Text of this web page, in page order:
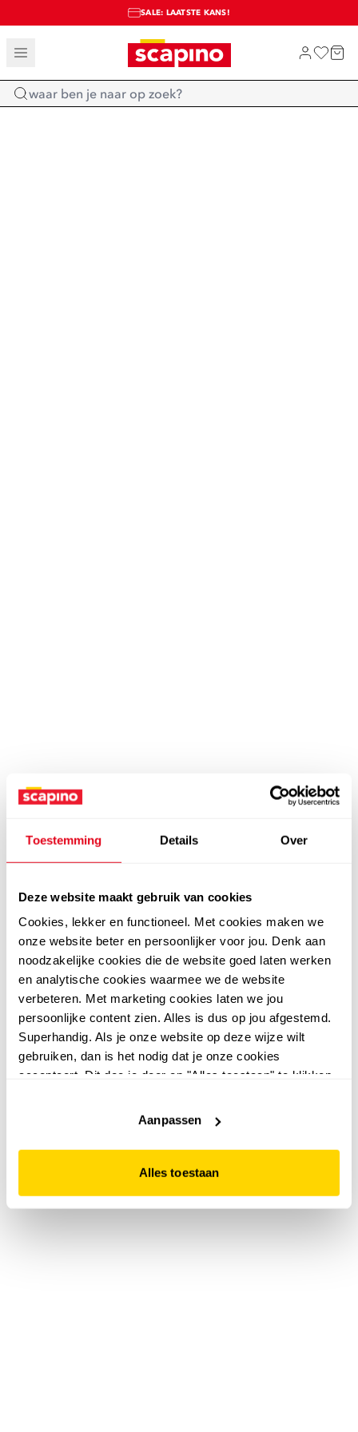
Toestemming Details Over
Deze website maakt gebruik van cookies
Cookies, lekker en functioneel. Met cookies maken we
onze website beter en persoonlijker voor jou. Denk aan
noodzakelijke cookies die de website goed laten werken
en analytische cookies waarmee we de website
verbeteren. Met marketing cookies laten we jou
persoonlijke content zien. Alles is dus op jou afgestemd.
Superhandig. Als je onze website op deze wijze wilt
gebruiken, dan is het nodig dat je onze cookies
accepteert. Dit doe je door op "Alles toestaan" te klikken.
website niet optimaal functioneert.
Aanpassen
Alles toestaan
TOT 70% KORTING OP SALE
SALE: LAATSTE KANS!
SHOP NIEUW
Home